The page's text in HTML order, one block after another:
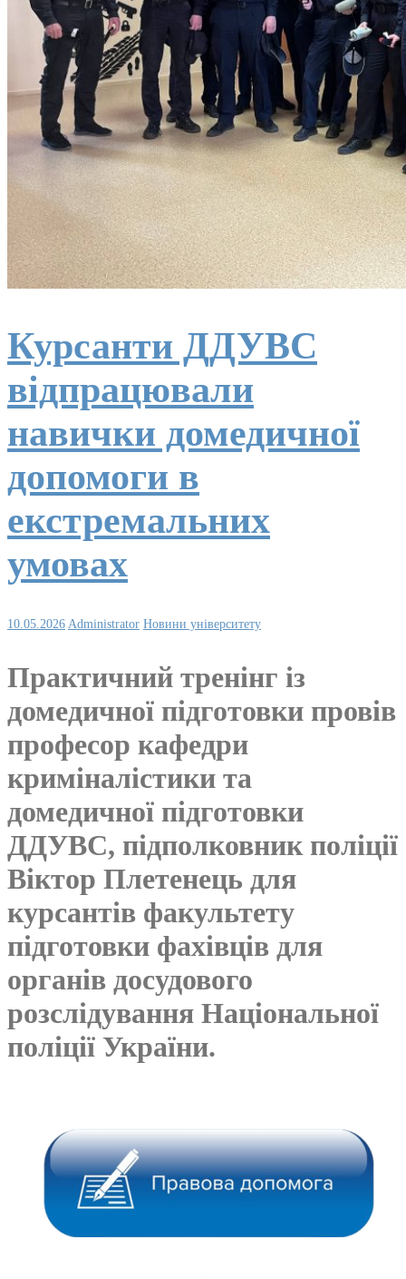
Курсанти ДДУВС
відпрацювали
навички домедичної
допомоги в
екстремальних
умовах
10.05.2026 Administrator Новини університету
Практичний тренінг із
домедичної підготовки провів
професор кафедри
криміналістики та
домедичної підготовки
ДДУВС, підполковник поліції
Віктор Плетенець для
курсантів факультету
підготовки фахівців для
органів досудового
розслідування Національної
поліції України.